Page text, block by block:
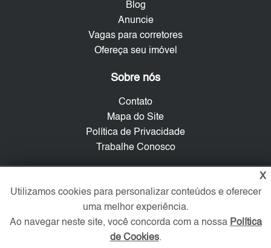
Blog
Anuncie
Vagas para corretores
Ofereça seu imóvel
Sobre nós
Contato
Mapa do Site
Política de Privacidade
Trabalhe Conosco
Redes Sociais
X
Utilizamos cookies para personalizar conteúdos e oferecer
uma melhor experiência.
Ao navegar neste site, você concorda com a nossa Política
de Cookies.